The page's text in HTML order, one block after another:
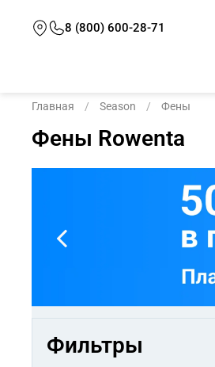
8 (800) 600-28-71
Главная Season Фены
Фены Rowenta
Фильтры